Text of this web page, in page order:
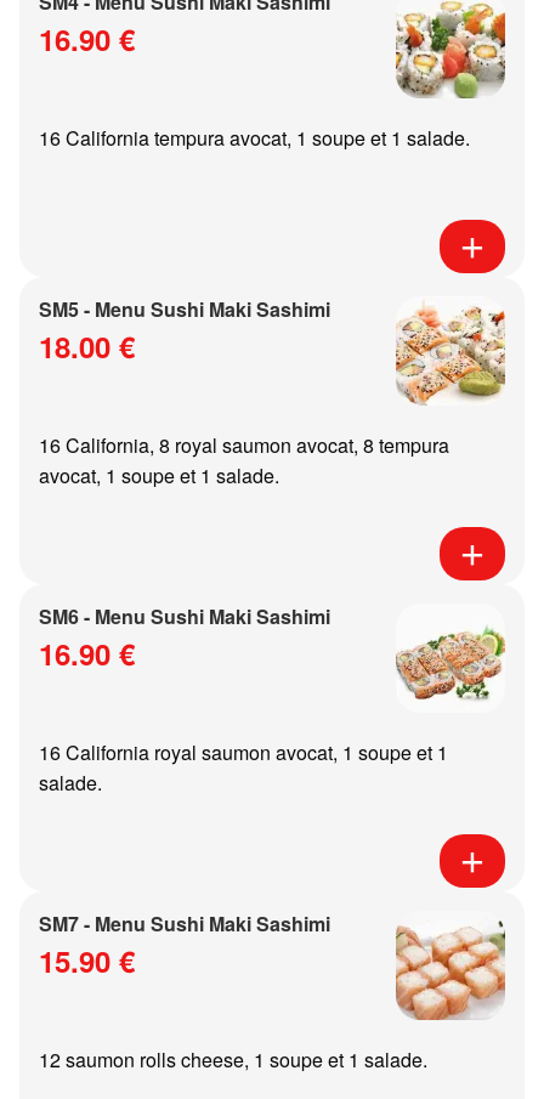
16.90 €
16 California tempura avocat, 1 soupe et 1 salade.
SM5 - Menu Sushi Maki Sashimi
18.00 €
16 California, 8 royal saumon avocat, 8 tempura
avocat, 1 soupe et 1 salade.
SM6 - Menu Sushi Maki Sashimi
16.90 €
16 California royal saumon avocat, 1 soupe et 1
salade.
SM7 - Menu Sushi Maki Sashimi
15.90 €
12 saumon rolls cheese, 1 soupe et 1 salade.